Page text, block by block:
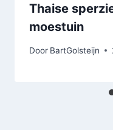
Thaise
moestuin
Door BartGolsteijn